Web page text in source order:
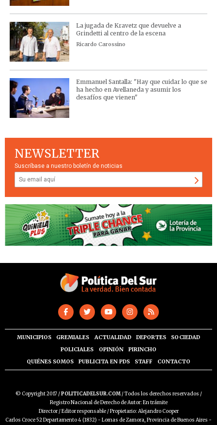
La jugada de Kravetz que devuelve a
Grindetti al centro de la escena
Ricardo Carossino
Emmanuel Santalla: "Hay que cuidar lo que se
ha hecho en Avellaneda y asumir los
desafíos que vienen"
NEWSLETTER
Suscríbase a nuestro boletín de noticias
MUNICIPIOS GREMIALES ACTUALIDAD DEPORTES
SOCIEDAD
POLICIALES
OPINIÓN
PIRINCHO
QUIÉNES SOMOS
PUBLICITA EN PDS STAFF CONTACTO
© Copyright 2017 /POLITICADELSUR.COM/ Todos los derechos reservados /
Registro Nacional de Derecho de Autor: En trámite
Director / Editor responsable / Propietario: Alejandro Cooper
Carlos Croce 52 Departamento 4 (1832) - Lomas de Zamora, Provincia de Buenos Aires -